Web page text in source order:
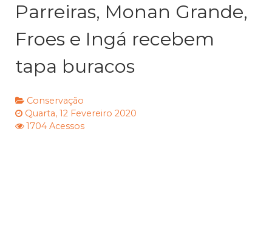
Parreiras, Monan Grande,
Froes e Ingá recebem
tapa buracos
Conservação
Quarta, 12 Fevereiro 2020
1704 Acessos